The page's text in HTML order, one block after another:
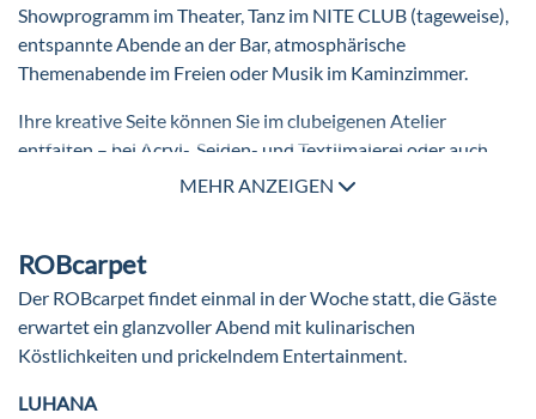
Showprogramm im Theater, Tanz im NITE CLUB (tageweise),
entspannte Abende an der Bar, atmosphärische
Themenabende im Freien oder Musik im Kaminzimmer.
Ihre kreative Seite können Sie im clubeigenen Atelier
entfalten – bei Acryl-, Seiden- und Textilmalerei oder auch
Serviettentechnik (gegen Gebühr).
zwischen vielfältigen Ausflügen, die Sie beispielsweise zur
Liechtensteinklamm, in die Eisriesenwelt (größte Eishöhle
der Welt) oder auf die Großglockner-Hochalpenstraße
führen. Die Erkundungstouren sind nur mit dem eigenen Pkw
möglich.
MEHR ANZEIGEN
ROBcarpet
Der ROBcarpet findet einmal in der Woche statt, die Gäste
erwartet ein glanzvoller Abend mit kulinarischen
Köstlichkeiten und prickelndem Entertainment.
LUHANA